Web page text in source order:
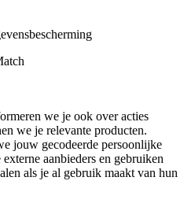
we je ook over acties
we je relevante producten.
jouw gecodeerde persoonlijke
aanbieders en gebruiken
als je al gebruik maakt van hun